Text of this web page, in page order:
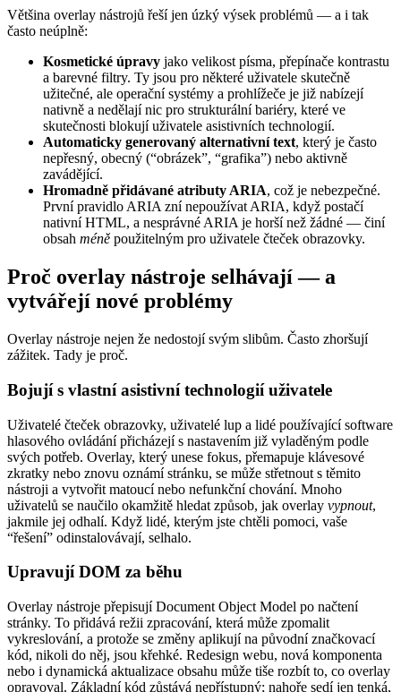
Většina overlay nástrojů řeší jen úzký výsek problémů — a i tak
často neúplně:
Kosmetické úpravy jako velikost písma, přepínače kontrastu
a barevné filtry. Ty jsou pro některé uživatele skutečně
užitečné, ale operační systémy a prohlížeče je již nabízejí
nativně a nedělají nic pro strukturální bariéry, které ve
skutečnosti blokují uživatele asistivních technologií.
Automaticky generovaný alternativní text, který je často
nepřesný, obecný (“obrázek”, “grafika”) nebo aktivně
zavádějící.
Hromadně přidávané atributy ARIA, což je nebezpečné.
První pravidlo ARIA zní nepoužívat ARIA, když postačí
nativní HTML, a nesprávné ARIA je horší než žádné — činí
obsah méně použitelným pro uživatele čteček obrazovky.
Proč overlay nástroje selhávají — a
vytvářejí nové problémy
Overlay nástroje nejen že nedostojí svým slibům. Často zhoršují
zážitek. Tady je proč.
Bojují s vlastní asistivní technologií uživatele
Uživatelé čteček obrazovky, uživatelé lup a lidé používající software
hlasového ovládání přicházejí s nastavením již vyladěným podle
svých potřeb. Overlay, který unese fokus, přemapuje klávesové
zkratky nebo znovu oznámí stránku, se může střetnout s těmito
nástroji a vytvořit matoucí nebo nefunkční chování. Mnoho
uživatelů se naučilo okamžitě hledat způsob, jak overlay vypnout,
jakmile jej odhalí. Když lidé, kterým jste chtěli pomoci, vaše
“řešení” odinstalovávají, selhalo.
Upravují DOM za běhu
Overlay nástroje přepisují Document Object Model po načtení
stránky. To přidává režii zpracování, která může zpomalit
vykreslování, a protože se změny aplikují na původní značkovací
kód, nikoli do něj, jsou křehké. Redesign webu, nová komponenta
nebo i dynamická aktualizace obsahu může tiše rozbít to, co overlay
opravoval. Základní kód zůstává nepřístupný; nahoře sedí jen tenká,